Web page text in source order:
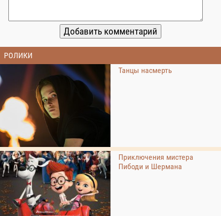
РОЛИКИ
Танцы насмерть
Приключения мистера
Пибоди и Шермана